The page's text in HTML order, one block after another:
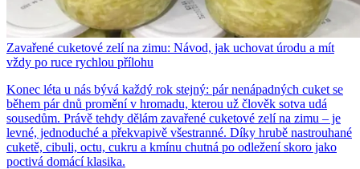
Zavařené cuketové zelí na zimu: Návod, jak uchovat úrodu a mít
vždy po ruce rychlou přílohu
Konec léta u nás bývá každý rok stejný: pár nenápadných cuket se
během pár dnů promění v hromadu, kterou už člověk sotva udá
sousedům. Právě tehdy dělám zavařené cuketové zelí na zimu – je
levné, jednoduché a překvapivě všestranné. Díky hrubě nastrouhané
cuketě, cibuli, octu, cukru a kmínu chutná po odležení skoro jako
poctivá domácí klasika.